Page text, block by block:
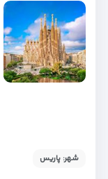
شهر: پاریس